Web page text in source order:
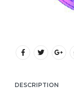
DESCRIPTION